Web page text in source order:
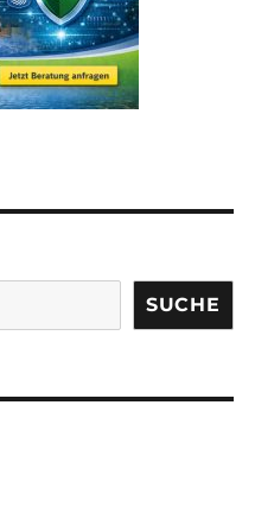
SUCHE